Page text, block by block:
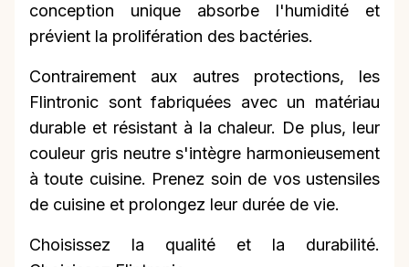
conception unique absorbe l'humidité et
prévient la prolifération des bactéries.
Contrairement aux autres protections, les
Flintronic sont fabriquées avec un matériau
durable et résistant à la chaleur. De plus, leur
couleur gris neutre s'intègre harmonieusement
à toute cuisine. Prenez soin de vos ustensiles
de cuisine et prolongez leur durée de vie.
Choisissez la qualité et la durabilité.